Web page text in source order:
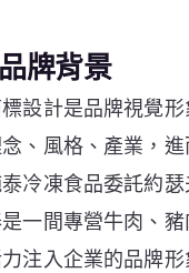
品牌背景
設計是品牌視覺
、風格、產業，
冷凍食品委託約
一間專營牛肉、
注入企業的品牌形